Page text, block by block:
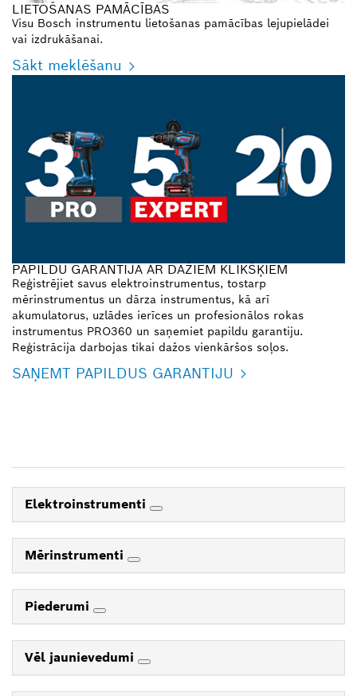
LIETOŠANAS PAMĀCĪBAS
Visu Bosch instrumentu lietošanas pamācības lejupielādei
vai izdrukāšanai.
Sākt meklēšanu
PAPILDU GARANTIJA AR DAŽIEM KLIKŠĶIEM
Reģistrējiet savus elektroinstrumentus, tostarp
mērinstrumentus un dārza instrumentus, kā arī
akumulatorus, uzlādes ierīces un profesionālos rokas
instrumentus PRO360 un saņemiet papildu garantiju.
Reģistrācija darbojas tikai dažos vienkāršos soļos.
SAŅEMT PAPILDUS GARANTIJU
Elektroinstrumenti
Mērinstrumenti
Piederumi
Vēl jaunievedumi